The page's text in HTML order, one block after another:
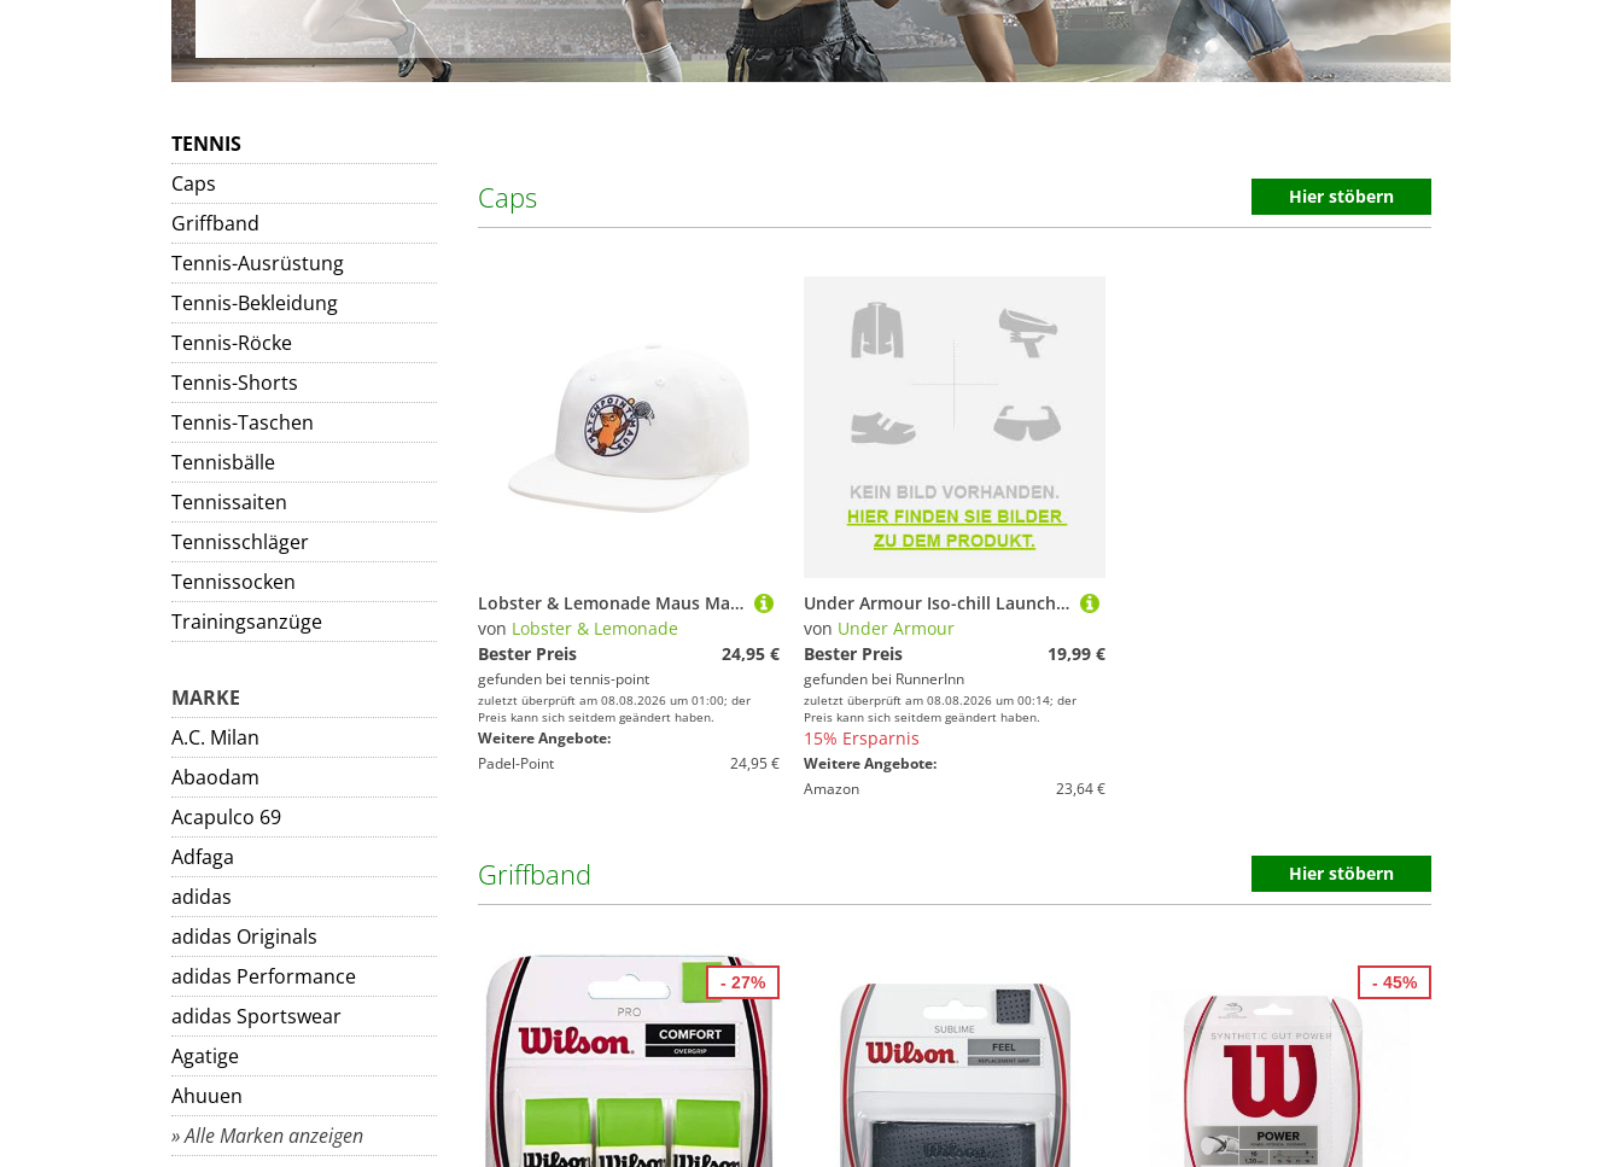
TENNIS
Caps
Griffband
Tennis-Ausrüstung
Tennis-Bekleidung
Tennis-Röcke
Tennis-Shorts
Tennis-Taschen
Tennisbälle
Tennissaiten
Tennisschläger
Tennissocken
Trainingsanzüge
MARKE
A.C. Milan
Abaodam
Acapulco 69
Adfaga
adidas
adidas Originals
adidas Performance
adidas Sportswear
Agatige
Ahuuen
» Alle Marken anzeigen
Caps Hier stöbern
Lobster & Lemonade Maus Matchpoint – '97 Tennis Cap Unisex
von Lobster & Lemonade
Bester Preis
24,95 €
gefunden bei tennis-point
zuletzt überprüft am 08.08.2026 um 01:00; der
Preis kann sich seitdem geändert haben.
Weitere Angebote:
Padel-Point
24,95 €
Under Armour Iso-chill Launch Visor Weiß
von Under Armour
Bester Preis
19,99 €
gefunden bei RunnerInn
zuletzt überprüft am 08.08.2026 um 00:14; der
Preis kann sich seitdem geändert haben.
15% Ersparnis
Weitere Angebote:
Amazon
23,64 €
Griffband Hier stöbern
- 27% - 45%